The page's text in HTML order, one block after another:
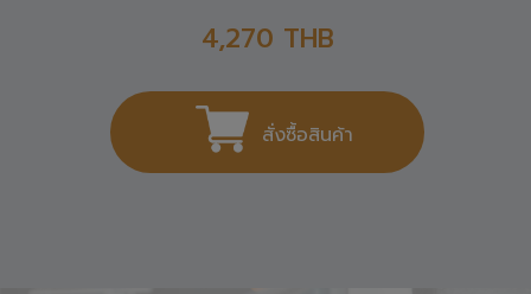
4,270 THB
สั่งซื้อสินค้า